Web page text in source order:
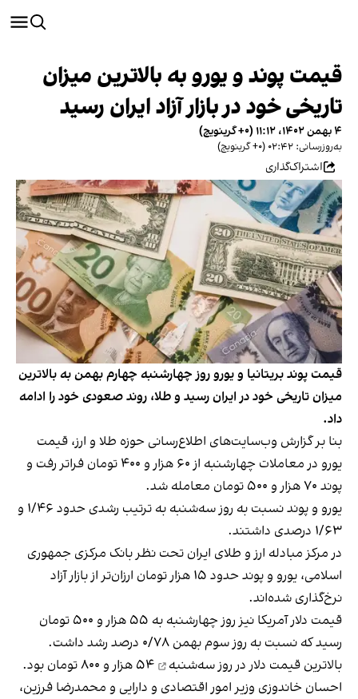
قیمت پوند و یورو به بالاترین میزان
تاریخی خود در بازار آزاد ایران رسید
۴ بهمن ۱۴۰۲، ۱۱:۱۲ (‎+۰ گرینویچ)
به‌روزرسانی: ۰۲:۴۲ (‎+۰ گرینویچ)
اشتراک‌گذاری
قیمت پوند بریتانیا و یورو روز چهارشنبه چهارم بهمن به بالاترین
میزان تاریخی خود در ایران رسید و طلا،‌ روند صعودی خود را ادامه
داد.
بنا بر گزارش وب‌سایت‌های اطلاع‌رسانی حوزه طلا و ارز، قیمت
یورو در معاملات چهارشنبه از ۶۰ هزار و ۴۰۰ تومان فراتر رفت و
پوند ۷۰ هزار و ۵۰۰ تومان معامله شد.
یورو و پوند نسبت به روز سه‌شنبه به ترتیب رشدی حدود ۱/۴۶ و
۱/۶۳ درصدی داشتند.
در مرکز مبادله ارز و طلای ایران تحت نظر بانک مرکزی جمهوری
اسلامی، یورو و پوند حدود ۱۵ هزار تومان ارزان‌تر از بازار آزاد
نرخ‌گذاری شده‌اند.
قیمت دلار آمریکا نیز روز چهارشنبه به ۵۵ هزار و ۵۰۰ تومان
رسید که نسبت به روز سوم بهمن ۰/۷۸ درصد رشد داشت.
بالاترین قیمت دلار در روز سه‌شنبه
احسان خاندوزی وزیر امور اقتصادی و دارایی و محمدرضا فرزین،